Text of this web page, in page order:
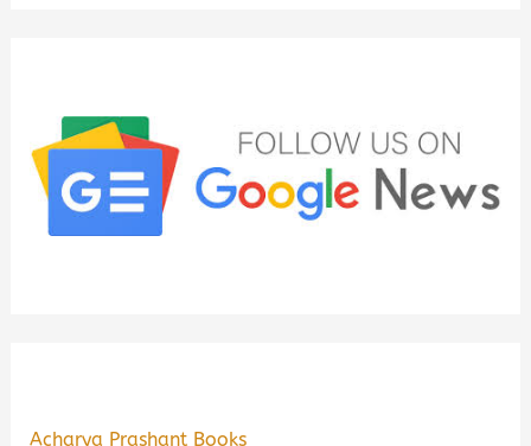
Acharya Prashant Books